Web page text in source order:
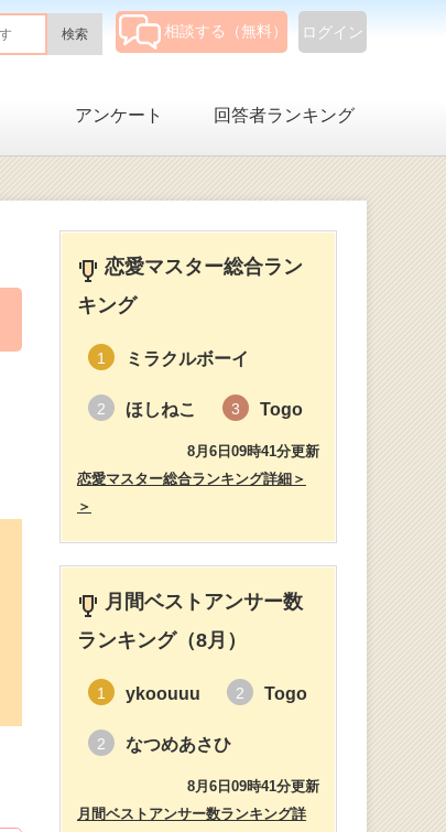
ログイン
相談する（無料）
アンケート 回答者ランキング
恋愛マスター総合ラン
キング
1 ミラクルボーイ
2 ほしねこ 3 Togo
8月6日09時41分更新
恋愛マスター総合ランキング詳細＞
＞
月間ベストアンサー数
ランキング（8月）
1 ykoouuu 2 Togo
2 なつめあさひ
8月6日09時41分更新
月間ベストアンサー数ランキング詳